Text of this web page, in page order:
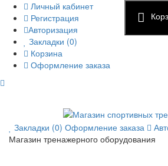
Личный кабинет
Регистрация
Авторизация
Закладки (0)
Корзина
Оформление заказа
Закладки (0) Оформление заказа
Магазин тренажерного оборудования